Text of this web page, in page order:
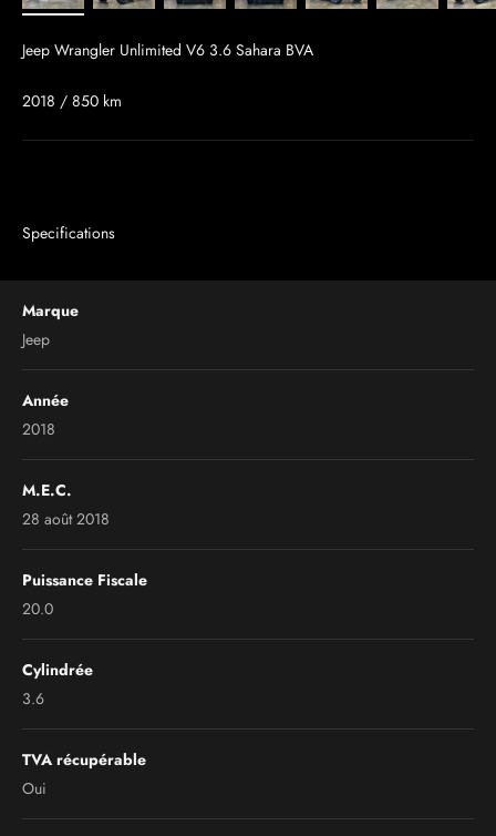
Jeep Wrangler Unlimited V6 3.6 Sahara BVA
2018 / 850 km
Specifications
Marque
Jeep
Année
2018
M.E.C.
28 août 2018
Puissance Fiscale
20.0
Cylindrée
3.6
TVA récupérable
Oui